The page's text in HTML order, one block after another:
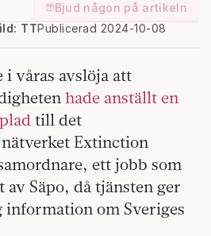
Bjud någon på artikeln
Publicerad 2024-10-08
TT
i våras avslöja att
hade anställt en
till det
Extinction
ett jobb som
av Säpo, då tjänsten ger
om Sveriges